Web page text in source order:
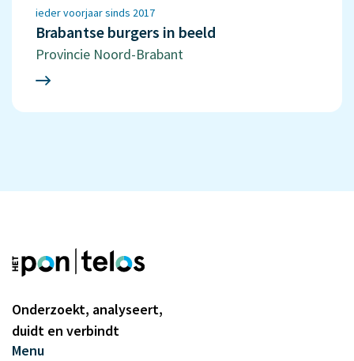
ieder voorjaar sinds 2017
Brabantse burgers in beeld
Provincie Noord-Brabant
Onderzoekt, analyseert,
duidt en verbindt
Menu